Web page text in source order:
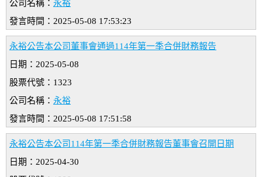
公司名稱： 永裕
發言時間：2025-05-08 17:53:23
永裕公告本公司董事會通過114年第一季合併財務報告
日期：2025-05-08
股票代號：1323
公司名稱： 永裕
發言時間：2025-05-08 17:51:58
永裕公告本公司114年第一季合併財務報告董事會召開日期
日期：2025-04-30